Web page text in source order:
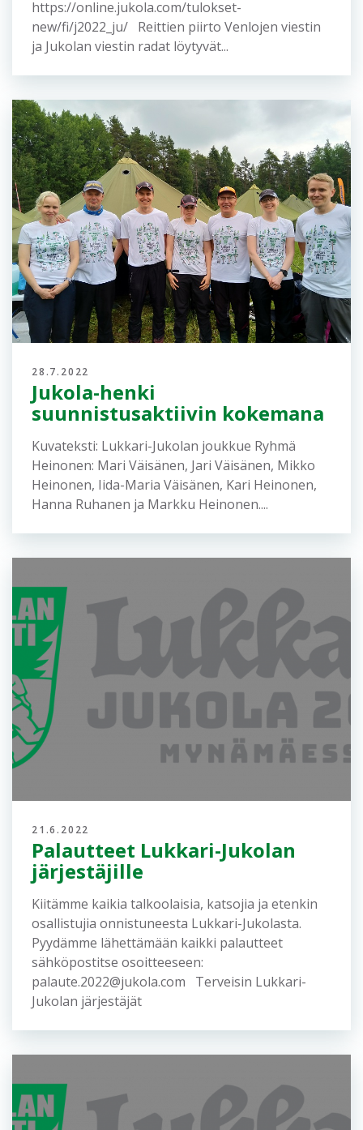
30.7.2022
Tulokset, Reittihärveli,
Livelox ja väliaika-analyysi
Viestien online-tulokset löytyvät täältä: Venlojen
viesti: https://online.jukola.com/tulokset-
new/fi/j2022_ve/ Jukolan viesti:
new/fi/j2022_ju/ Reittien piirto Venlojen viestin
ja Jukolan viestin radat löytyvät...
suunnistusaktiivin kokemana
Kuvateksti: Lukkari-Jukolan joukkue Ryhmä
Heinonen: Mari Väisänen, Jari Väisänen, Mikko
Heinonen, Iida-Maria Väisänen, Kari Heinonen,
Hanna Ruhanen ja Markku Heinonen....